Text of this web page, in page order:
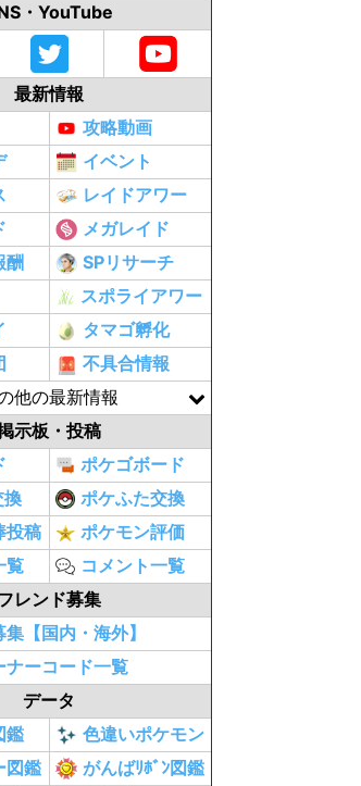
・YouTube
最新情報
攻略動画
イベント
レイドアワー
メガレイド
酬
SPリサーチ
スポライアワー
タマゴ孵化
不具合情報
他の最新情報
示板・投稿
ポケゴボード
換
ポケふた交換
投稿
ポケモン評価
覧
コメント一覧
レンド募集
【国内・海外】
ナーコード一覧
データ
鑑
色違いポケモン
図鑑
がんばﾘﾎﾞﾝ図鑑